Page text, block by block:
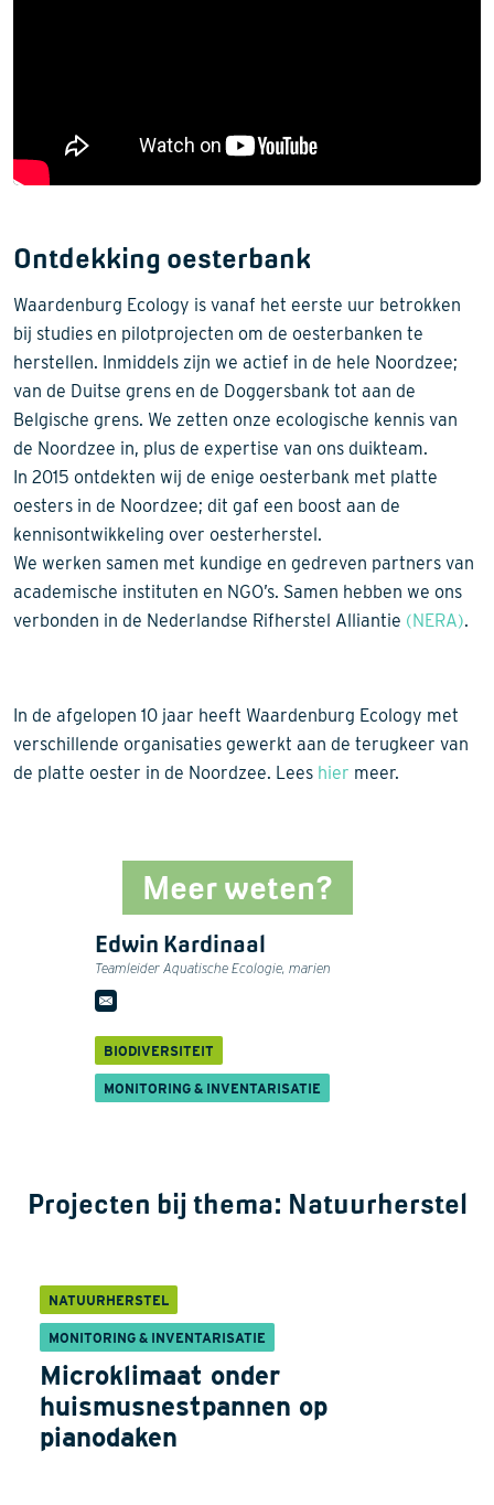
Ontdekking oesterbank
Waardenburg Ecology is vanaf het eerste uur betrokken
bij studies en pilotprojecten om de oesterbanken te
herstellen. Inmiddels zijn we actief in de hele Noordzee;
van de Duitse grens en de Doggersbank tot aan de
Belgische grens. We zetten onze ecologische kennis van
de Noordzee in, plus de expertise van ons duikteam.
In 2015 ontdekten wij de enige oesterbank met platte
oesters in de Noordzee; dit gaf een boost aan de
kennisontwikkeling over oesterherstel.
We werken samen met kundige en gedreven partners van
academische instituten en NGO’s. Samen hebben we ons
verbonden in de Nederlandse Rifherstel Alliantie (NERA).
In de afgelopen 10 jaar heeft Waardenburg Ecology met
verschillende organisaties gewerkt aan de terugkeer van
de platte oester in de Noordzee. Lees hier meer.
Meer weten?
Edwin Kardinaal
Teamleider Aquatische Ecologie, marien
BIODIVERSITEIT
MONITORING & INVENTARISATIE
Projecten bij thema: Natuurherstel
NATUURHERSTEL
MONITORING & INVENTARISATIE
Microklimaat onder
huismusnestpannen op
pianodaken